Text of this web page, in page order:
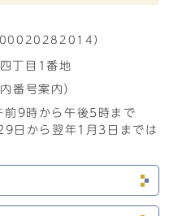
）
丁目1番地
内番号案内）
前9時から午後5時まで
日から翌年1月3日までは